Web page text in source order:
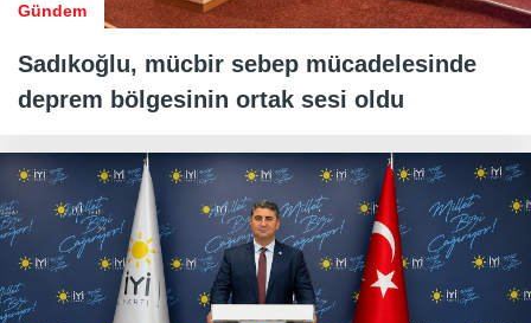
Gündem
Sadıkoğlu, mücbir sebep mücadelesinde
deprem bölgesinin ortak sesi oldu